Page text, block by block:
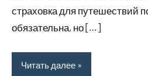
страховка для путешествий
обязательна, но […]
Читать далее